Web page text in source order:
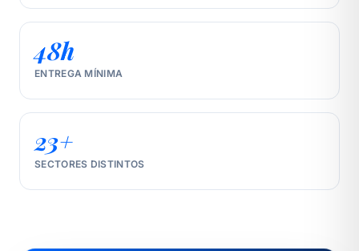
48h
ENTREGA MÍNIMA
23+
SECTORES DISTINTOS